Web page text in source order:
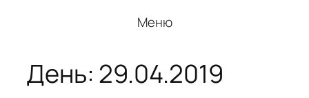
Меню
День: 29.04.2019